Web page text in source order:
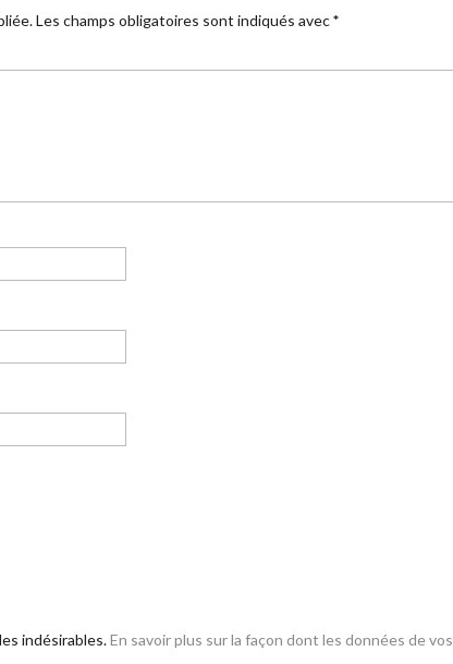
Les champs obligatoires sont indiqués avec*
indésirables.En savoir plus sur la façon dont les données de vos